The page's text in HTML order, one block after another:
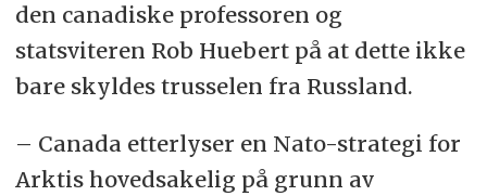
den canadiske professoren og
statsviteren Rob Huebert på at dette ikke
bare skyldes trusselen fra Russland.
– Canada etterlyser en Nato-strategi for
Arktis hovedsakelig på grunn av